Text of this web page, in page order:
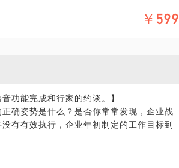
基本的语言、文化及管理风格，到深层次
？
￥599
功能完成和行家的约谈。】
确姿势是什么？是否你常常发现，企业战
有有效执行，企业年初制定的工作目标到